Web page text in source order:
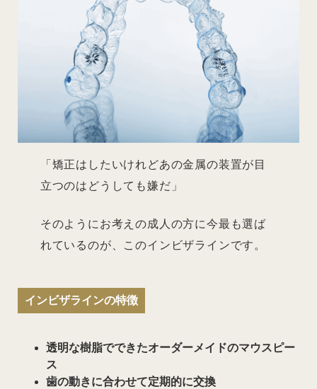
「矯正はしたいけれどあの金属の装置が目
立つのはどうしても嫌だ」
そのようにお考えの成人の方に今最も選ば
れているのが、このインビザラインです。
インビザラインの特徴
透明な樹脂でできたオーダーメイドのマウスピー
ス
歯の動きに合わせて定期的に交換